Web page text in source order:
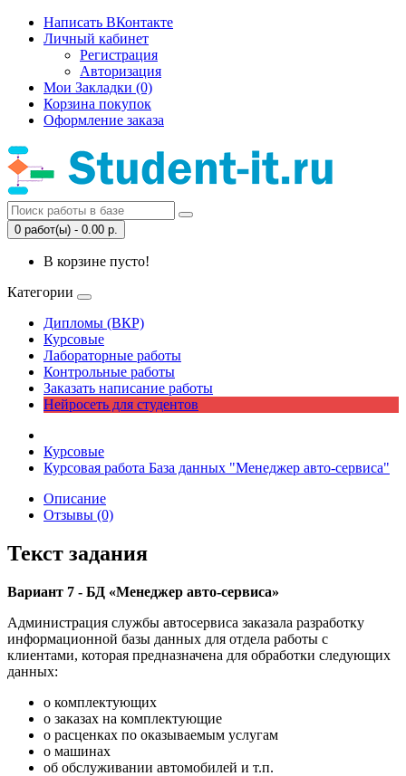
Написать ВКонтакте
Личный кабинет
Регистрация
Авторизация
Мои Закладки (0)
Корзина покупок
Оформление заказа
0 работ(ы) - 0.00 р.
В корзине пусто!
Категории
Дипломы (ВКР)
Курсовые
Лабораторные работы
Контрольные работы
Заказать написание работы
Нейросеть для студентов
Курсовые
Курсовая работа База данных "Менеджер авто-сервиса"
Описание
Отзывы (0)
Текст задания
Вариант 7 - БД «Менеджер авто-сервиса»
Администрация службы автосервиса заказала разработку
информационной базы данных для отдела работы с
клиентами, которая предназначена для обработки следующих
данных:
о комплектующих
о заказах на комплектующие
о расценках по оказываемым услугам
о машинах
об обслуживании автомобилей и т.п.